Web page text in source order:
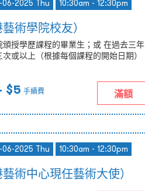
2025 Thu 10:30am - 12:30pm
術學院校友）
授學歷課程的畢業生；或 在過去三年
或以上（根據每個課程的開始日期）
$5 手續費 滿額
2025 Thu 10:30am - 12:30pm
術中心現任藝術大使）